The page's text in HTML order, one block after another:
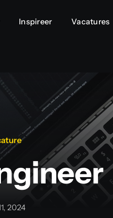
Inspireer Vacatures
Inspireer Vacatures
2024